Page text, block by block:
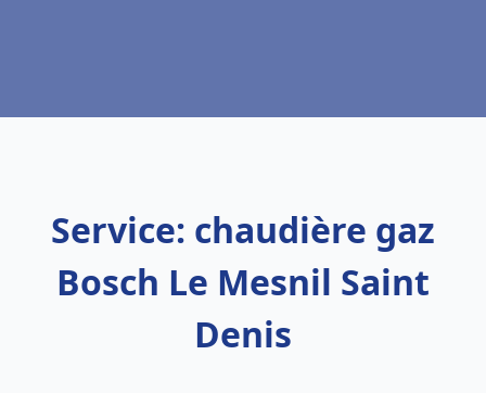
Service: chaudière gaz
Bosch Le Mesnil Saint
Denis